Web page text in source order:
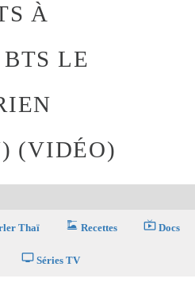
À
LE
(VIDÉO)
Thaï dinner_dining Recettes live_tv Docs
tv Séries TV